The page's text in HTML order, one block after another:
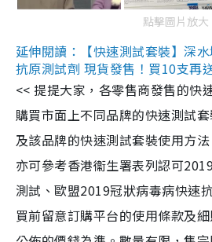
點擊圖片放大
延伸閱讀：【快速測試套裝】深
抗原測試劑 現貨發售！買10支再
<< 提提大家，各零售商發售的快
購買市面上不同品牌的快速測試
及該品牌的快速測試套裝使用方
亦可參考香港衞生署表列認可
測試、歐盟2019冠狀病毒病快速
買前留意訂購平台的使用條款及